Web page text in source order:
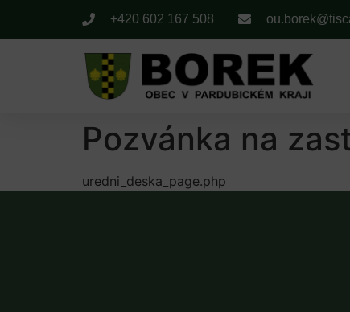
+420 602 167 508
Pozvánka na
uredni_deska_page.php